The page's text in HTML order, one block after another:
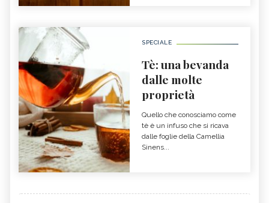
SPECIALE
Tè: una bevanda
dalle molte
proprietà
Quello che conosciamo come
tè è un infuso che si ricava
dalle foglie della Camellia
Sinens...